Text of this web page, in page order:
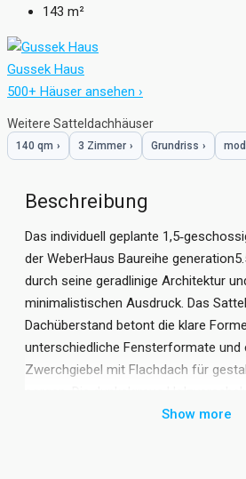
143 m²
Gussek Haus
500+ Häuser ansehen ›
Weitere Satteldachhäuser
140 qm › 3 Zimmer › Grundriss ›
Beschreibung
Das individuell geplante
der WeberHaus Baureihe
durch seine geradlinige Architektur
minimalistischen Ausdruck. Das
Dachüberstand betont die klare
unterschiedliche Fensterformate und
Zwerchgiebel mit Flachdach für
besonderes Merkmal; sie wurde
Show more